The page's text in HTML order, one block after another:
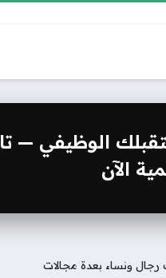
الوظيفي —
الآن
ونساء بعدة مجالات